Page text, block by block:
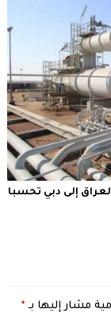
إلى دبي تحسبا
مشار إليها بـ *